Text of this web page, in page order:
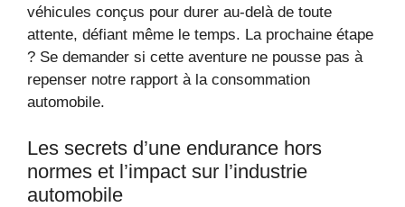
véhicules conçus pour durer au-delà de toute
attente, défiant même le temps. La prochaine étape
? Se demander si cette aventure ne pousse pas à
repenser notre rapport à la consommation
automobile.
Les secrets d’une endurance hors
normes et l’impact sur l’industrie
automobile